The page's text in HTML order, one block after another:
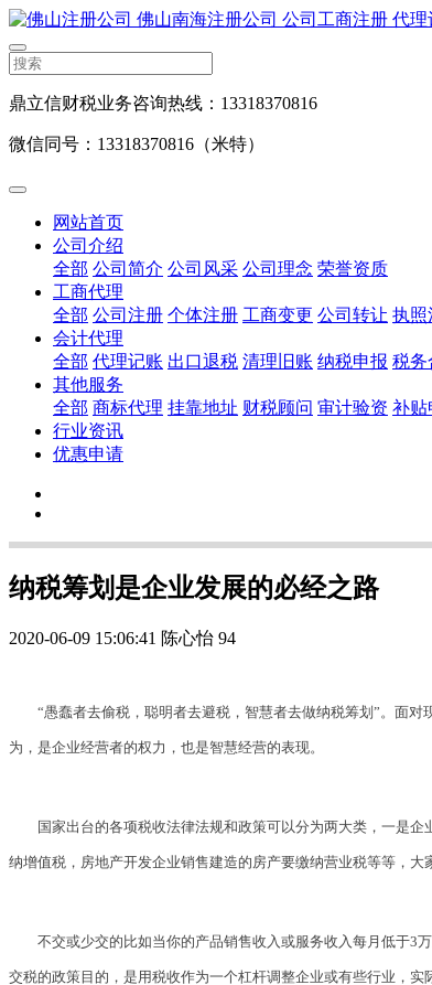
鼎立信财税业务咨询热线：13318370816
微信同号：13318370816（米特）
网站首页
公司介绍
全部 公司简介 公司风采 公司理念 荣誉资质
工商代理
全部 公司注册 个体注册 工商变更 公司转让 执照
会计代理
全部 代理记账 出口退税 清理旧账 纳税申报 税务
其他服务
全部 商标代理 挂靠地址 财税顾问 审计验资 补贴
行业资讯
优惠申请
纳税筹划是企业发展的必经之路
2020-06-09 15:06:41 陈心怡 94
“愚蠢者去偷税，聪明者去避税，智慧者去做纳税筹划”。面
为，是企业经营者的权力，也是智慧经营的表现。
国家出台的各项税收法律法规和政策可以分为两大类，一是
纳增值税，房地产开发企业销售建造的房产要缴纳营业税等等，大
不交或少交的比如当你的产品销售收入或服务收入每月低于3
交税的政策目的，是用税收作为一个杠杆调整企业或有些行业，